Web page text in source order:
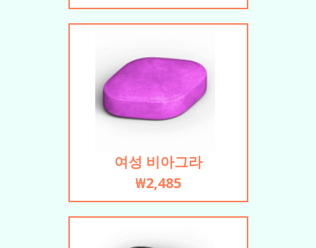
여성 비아그라
₩2,485